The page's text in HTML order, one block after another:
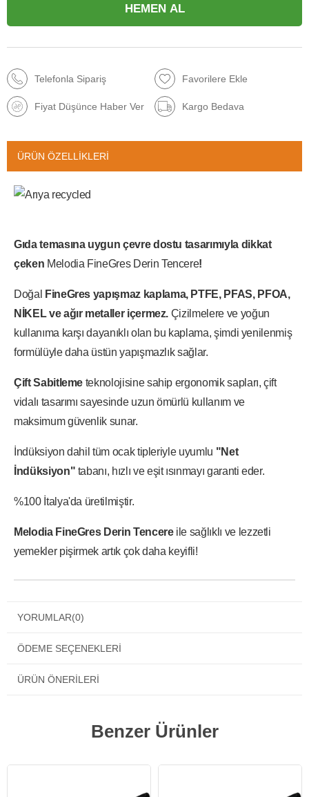
Telefonla Sipariş Favorilere Ekle
Fiyat Düşünce Haber Ver Kargo Bedava
ÜRÜN ÖZELLIKLERI
Gıda temasına uygun çevre dostu tasarımıyla dikkat
çeken Melodia FineGres Derin Tencere!
Doğal FineGres yapışmaz kaplama, PTFE, PFAS, PFOA,
NİKEL ve ağır metaller içermez. Çizilmelere ve yoğun
kullanıma karşı dayanıklı olan bu kaplama, şimdi yenilenmiş
formülüyle daha üstün yapışmazlık sağlar.
Çift Sabitleme teknolojisine sahip ergonomik sapları, çift
vidalı tasarımı sayesinde uzun ömürlü kullanım ve
maksimum güvenlik sunar.
İndüksiyon dahil tüm ocak tipleriyle uyumlu "Net
İndüksiyon" tabanı, hızlı ve eşit ısınmayı garanti eder.
%100 İtalya'da üretilmiştir.
Melodia FineGres Derin Tencereile sağlıklı ve lezzetli
yemekler pişirmek artık çok daha keyifli!
YORUMLAR(0)
ÖDEME SEÇENEKLERI
ÜRÜN ÖNERILERI
Benzer Ürünler